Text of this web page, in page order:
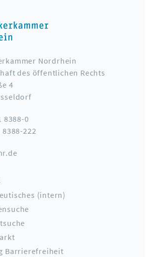
Nordrhein
des öffentlichen Rechts
4
8388-0
8388-222
(intern)
Barrierefreiheit